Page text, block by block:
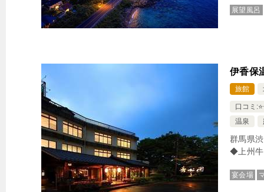
展望風呂
伊香保
旅館
口コミ
温泉
群馬県
◆上州牛
宴会場